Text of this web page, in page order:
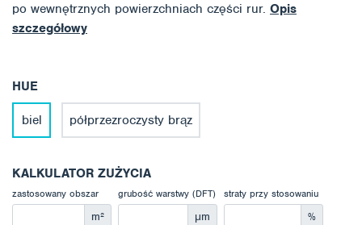
po wewnętrznych powierzchniach części rur. Opis
szczegółowy
HUE
biel półprzezroczysty brąz
KALKULATOR ZUŻYCIA
zastosowany obszar
m²
grubość warstwy (DFT)
μm
straty przy stosowaniu
%